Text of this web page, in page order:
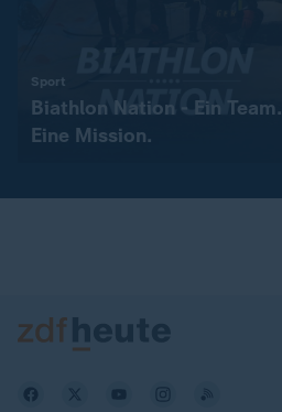
Sport
Biathlon Nation - Ein Team.
Eine Mission.